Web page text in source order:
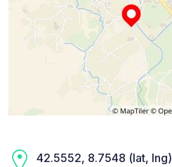
42.5552, 8.7548 (lat, lng)